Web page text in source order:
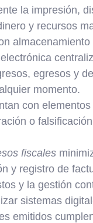
la impresión,
y recursos
egresos y
momento.
con
o
fiscales
y registro de
y la gestión
sistemas
emitidos